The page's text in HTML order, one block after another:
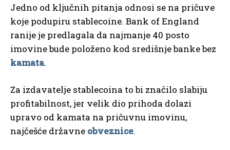
Jedno od ključnih pitanja odnosi se na pričuve
koje podupiru stablecoine. Bank of England
ranije je predlagala da najmanje 40 posto
imovine bude položeno kod središnje banke bez
kamata.
Za izdavatelje stablecoina to bi značilo slabiju
profitabilnost, jer velik dio prihoda dolazi
upravo od kamata na pričuvnu imovinu,
najčešće državne obveznice.